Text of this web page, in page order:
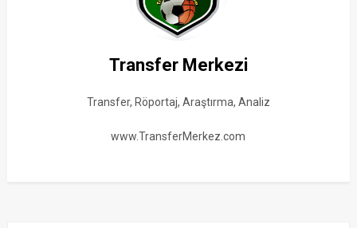
Transfer Merkezi
Transfer, Röportaj, Araştırma, Analiz
www.TransferMerkez.com